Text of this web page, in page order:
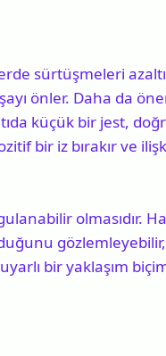
sürtüşmeleri
önler. Daha da
küçük bir jest,
bir iz bırakır ve
olmasıdır.
bir yaklaşım